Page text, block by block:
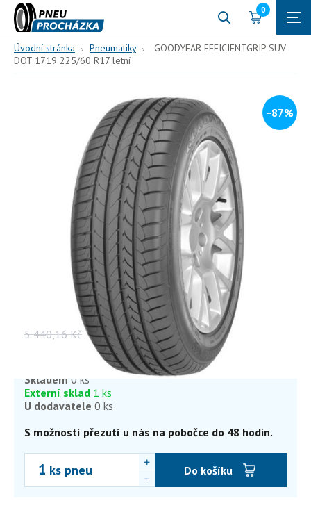
0
Úvodní stránka Pneumatiky
GOODYEAR EFFICIENTGRIP SUV
DOT 1719 225/60 R17 letní
225/60 R17 99 H (210 km/h)
−87%
GOODYEAR EFFICIENTGRIP
SUV DOT 1719 225/60 R17
99, H, letní
Vaše cena s DPH
5 440,16 Kč
Kč
600 Kč bez DPH
Skladem 0 ks
Externí sklad 1 ks
U dodavatele 0 ks
S možností přezutí u nás na pobočce do 48 hodin.
ks pneu Do košíku